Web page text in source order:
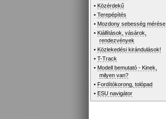
• Közérdekű
•Terepépítés
• Mozdony sebesség mérése
• Kiállítások, vásárok,
rendezvények
• Közlekedési kirándulások!
•T-Track
• Modell bemutató - Kinek,
milyen van?
• Fordítókorong, tolópad
• ESU navigátor